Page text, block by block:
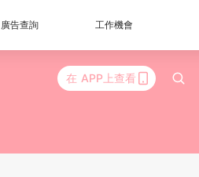
廣告查詢 工作機會
在 APP上查看